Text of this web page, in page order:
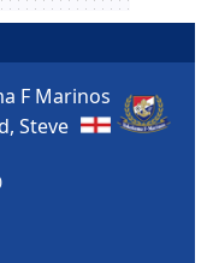
F Marinos
Steve